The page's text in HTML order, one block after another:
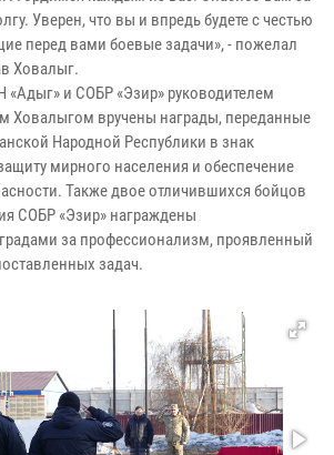
Уверен, что вы и впредь будете с честью
перед вами боевые задачи», - пожелал
Ховалыг.
и СОБР «Эзир» руководителем
Ховалыгом вручены награды, переданные
Народной Республики в знак
мирного населения и обеспечение
Также двое отличившихся бойцов
СОБР «Эзир» награждены
за профессионализм, проявленный
задач.